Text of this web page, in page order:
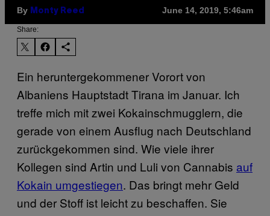
By Monty Reed June 14, 2019, 5:46am
Share:
Ein heruntergekommener Vorort von
Albaniens Hauptstadt Tirana im Januar. Ich
treffe mich mit zwei Kokainschmugglern, die
gerade von einem Ausflug nach Deutschland
zurückgekommen sind. Wie viele ihrer
Kollegen sind Artin und Luli von Cannabis auf
Kokain umgestiegen. Das bringt mehr Geld
und der Stoff ist leicht zu beschaffen. Sie